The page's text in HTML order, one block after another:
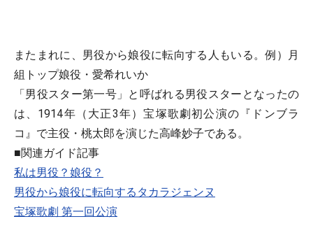
またまれに、男役から娘役に転向する人もいる。例）月
組トップ娘役・愛希れいか
「男役スター第一号」と呼ばれる男役スターとなったの
は、1914年（大正3年）宝塚歌劇初公演の『ドンブラ
コ』で主役・桃太郎を演じた高峰妙子である。
■関連ガイド記事
私は男役？娘役？
男役から娘役に転向するタカラジェンヌ
宝塚歌劇 第一回公演